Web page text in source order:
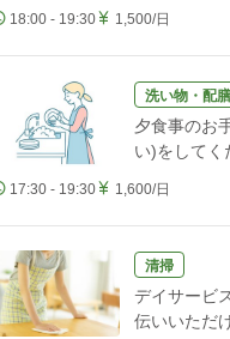
18:00 - 19:30 1,500/日
洗い物・配膳
夕食事のお
い)をしてく
17:30 - 19:30 1,600/日
清掃
デイサービ
伝いいただ